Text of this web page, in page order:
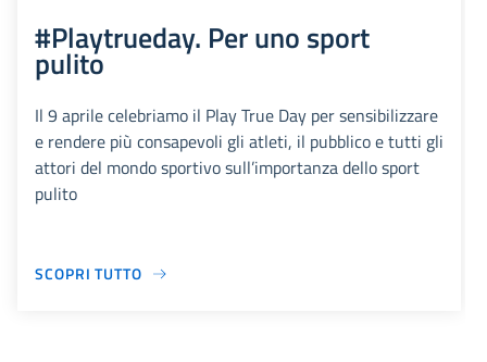
#Playtrueday. Per uno sport
pulito
Il 9 aprile celebriamo il Play True Day per sensibilizzare
e rendere più consapevoli gli atleti, il pubblico e tutti gli
attori del mondo sportivo sull’importanza dello sport
pulito
SCOPRI TUTTO